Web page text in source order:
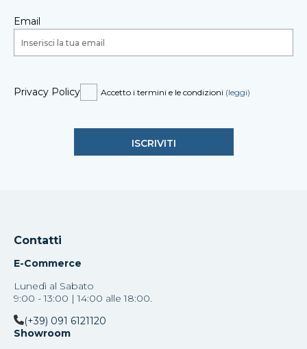
Email
Privacy Policy Accetto i termini e le condizioni (leggi)
Contatti
E-Commerce
Lunedì al Sabato
9:00 - 13:00 | 14:00 alle 18:00.
(+39) 091 6121120
Showroom